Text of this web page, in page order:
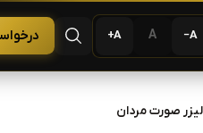
لیزر و زیبایی
A−
A
A+
باز کردن
صورت مردان